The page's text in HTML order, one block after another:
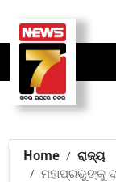
Home
ରାଜ୍ୟ
ମହାପ୍ରଭୁଙ୍କୁ